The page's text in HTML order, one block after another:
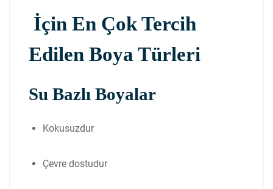
İçin En Çok Tercih
Edilen Boya Türleri
Su Bazlı Boyalar
Kokusuzdur
Çevre dostudur